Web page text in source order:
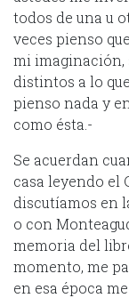
todos de una u
veces pienso
mi imaginación,
distintos a lo
pienso nada y
como ésta.-
Se acuerdan
casa leyendo el
discutíamos en
o con
memoria del
momento, me
en esa época